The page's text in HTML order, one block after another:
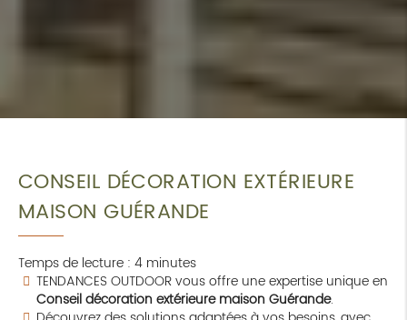
CONSEIL DÉCORATION EXTÉRIEURE
MAISON GUÉRANDE
Temps de lecture : 4 minutes
TENDANCES OUTDOOR vous offre une expertise unique en
Conseil décoration extérieure maison Guérande.